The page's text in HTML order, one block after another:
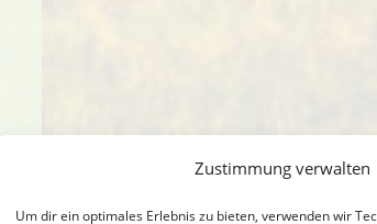
Zustimmung verwalten
Um dir ein optimales Erlebnis zu bieten, verwenden wir